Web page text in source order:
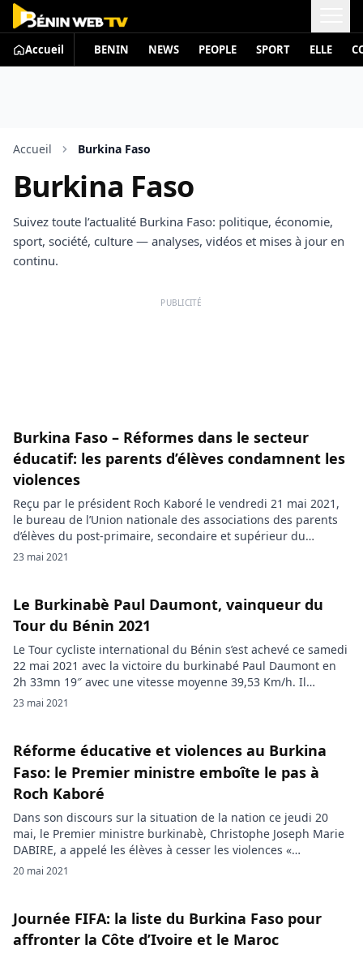
Accueil BENIN NEWS PEOPLE SPORT ELLE
Accueil Burkina Faso
Burkina Faso
Suivez toute l’actualité Burkina Faso: politique, économie,
sport, société, culture — analyses, vidéos et mises à jour en
continu.
PUBLICITÉ
Burkina Faso – Réformes dans le secteur
éducatif: les parents d’élèves condamnent les
violences
Reçu par le président Roch Kaboré le vendredi 21 mai 2021,
le bureau de l’Union nationale des associations des parents
d’élèves du post-primaire, secondaire et supérieur du
Burkina (UNAPES-B), s’est particulièrement intéressé à la
manifestant contre les réformes […]
23 mai 2021
Le Burkinabè Paul Daumont, vainqueur du
Tour du Bénin 2021
Le Tour cycliste international du Bénin s’est achevé ce samedi
22 mai 2021 avec la victoire du burkinabé Paul Daumont en
2h 33mn 19″ avec une vitesse moyenne 39,53 Km/h. Il
conserve ainsi son maillot de vainqueur. Idrissou Bashiki, 3e
23 mai 2021
Réforme éducative et violences au Burkina
Faso: le Premier ministre emboîte le pas à
Roch Kaboré
Dans son discours sur la situation de la nation ce jeudi 20
mai, le Premier ministre burkinabè, Christophe Joseph Marie
DABIRE, a appelé les élèves à cesser les violences «
inacceptables » dans les établissements et à reprendre les
20 mai 2021
Journée FIFA: la liste du Burkina Faso pour
affronter la Côte d’Ivoire et le Maroc